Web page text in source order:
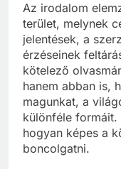
Az irodalom
terület, melynek
jelentések, a
érzéseinek
kötelező
hanem abban is,
magunkat, a
különféle
hogyan képes a
boncolgatni.